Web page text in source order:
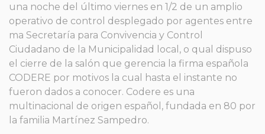
una noche del último viernes en 1/2 de un amplio
operativo de control desplegado por agentes entre
ma Secretaría para Convivencia y Control
Ciudadano de la Municipalidad local, o qual dispuso
el cierre de la salón que gerencia la firma española
CODERE por motivos la cual hasta el instante no
fueron dados a conocer. Codere es una
multinacional de origen español, fundada en 80 por
la familia Martínez Sampedro.